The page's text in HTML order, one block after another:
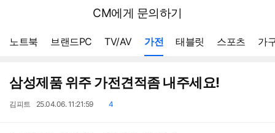
다나와
CM에게 문의하기
노트북 브랜드PC TV/AV 가전 태블릿 스포츠 가
삼성제품 위주 가전견적좀 내주세요!
작
김피트
작
25.04.06. 11:21:59
댓
4